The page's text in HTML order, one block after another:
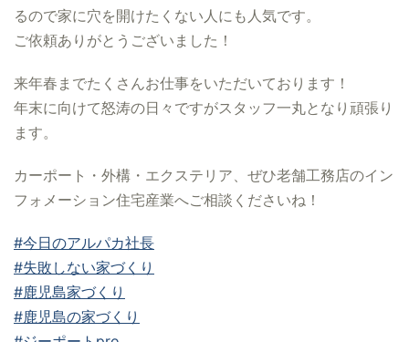
るので家に穴を開けたくない人にも人気です。
ご依頼ありがとうございました！
来年春までたくさんお仕事をいただいております！
年末に向けて怒涛の日々ですがスタッフ一丸となり頑張り
ます。
カーポート・外構・エクステリア、ぜひ老舗工務店のイン
フォメーション住宅産業へご相談くださいね！
#今日のアルパカ社長
#失敗しない家づくり
#鹿児島家づくり
#鹿児島の家づくり